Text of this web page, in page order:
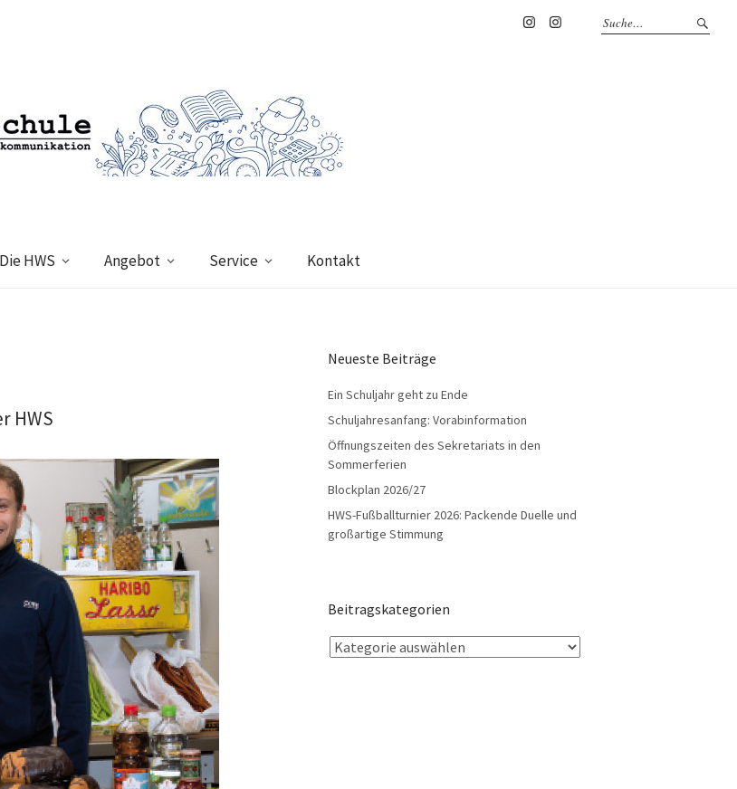
Die HWS Angebot Service Kontakt
HWS
Neueste Beiträge
Ein Schuljahr geht zu Ende
Schuljahresanfang: Vorabinformation
Öffnungszeiten des Sekretariats in den
Sommerferien
Blockplan 2026/27
HWS-Fußballturnier 2026: Packende Duelle und
großartige Stimmung
Beitragskategorien